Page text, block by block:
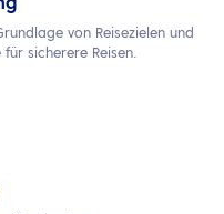
von Reisezielen und
sicherere Reisen.